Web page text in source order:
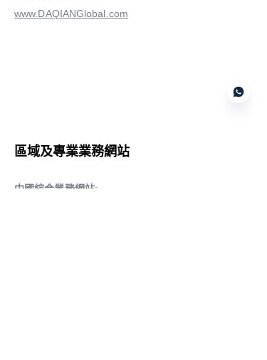
www.DAQIANGlobal.com
區域及專業業務網站
中國綜合業務網站: